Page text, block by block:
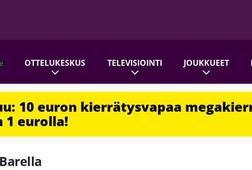
OTTELUKESKUS TELEVISIOINTI JOUKKUEET
10 euron kierrätysvapaa
1 eurolla!